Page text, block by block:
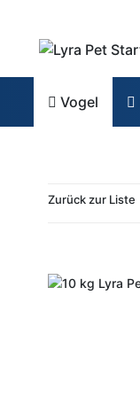
Vogel
Zurück zur Liste